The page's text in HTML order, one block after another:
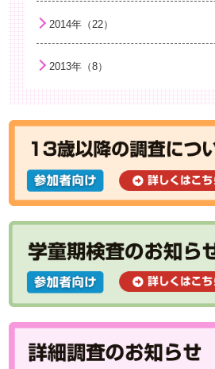
今から始める！「子どもの喫煙予防と病気の予防」
ネット検索と“子育てに役立つ情報”との付き合い方
安心して入手できる子育てお役立ち情報のご案内
アトピー性皮膚炎と乾燥：保湿が大切なわけ
親子の絆はいつからはじまる？－愛着の発達ー
思春期早発症の治療
今のこどもは早熟なのか
健康診査に行こう！＜幼児健診：満1歳～3歳＞
2014年（22）
2013年（8）